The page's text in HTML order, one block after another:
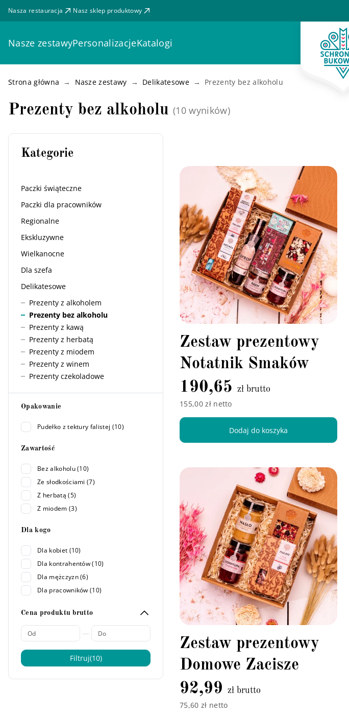
Nasza restauracja Nasz sklep produktowy
Nasze zestawyPersonalizacjeKatalogi
Strona główna Nasze zestawy Delikatesowe Prezenty bez alkoholu
Prezenty bez alkoholu (10 wyników)
Kategorie
Paczki świąteczne
Paczki dla pracowników
Regionalne
Ekskluzywne
Wielkanocne
Dla szefa
Delikatesowe
Prezenty z alkoholem
Prezenty bez alkoholu
Prezenty z kawą
Prezenty z herbatą
Prezenty z miodem
Prezenty z winem
Prezenty czekoladowe
Opakowanie
Pudełko z tektury falistej (10)
Zawartość
Bez alkoholu (10)
Ze słodkościami (7)
Z herbatą (5)
Z miodem (3)
Dla kogo
Dla kobiet (10)
Dla kontrahentów (10)
Dla mężczyzn (6)
Dla pracowników (10)
Cena produktu brutto
—
Filtruj(10)
Zestaw prezentowy
Notatnik Smaków
190,65
zł brutto
155,00 zł netto
Dodaj do koszyka
Zestaw prezentowy
Domowe Zacisze
92,99
zł brutto
75,60 zł netto